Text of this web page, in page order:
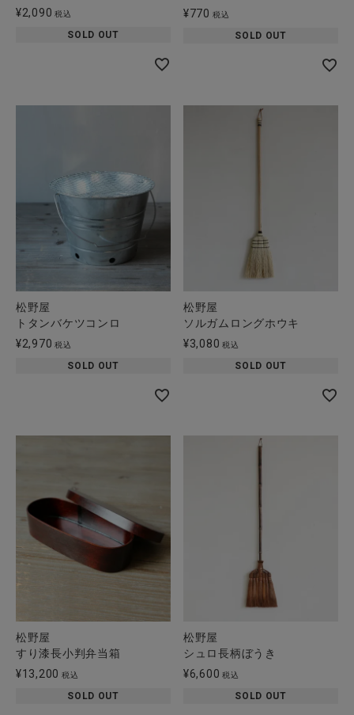
¥2,090 税込
SOLD OUT
¥770 税込
SOLD OUT
松野屋
トタンバケツコンロ
¥2,970 税込
SOLD OUT
松野屋
ソルガムロングホウキ
¥3,080 税込
SOLD OUT
松野屋
すり漆長小判弁当箱
¥13,200 税込
SOLD OUT
松野屋
シュロ長柄ぼうき
¥6,600 税込
SOLD OUT